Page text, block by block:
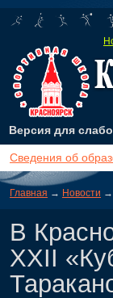
Версия для
Сведения об
Главная → Новости →
В
XXII